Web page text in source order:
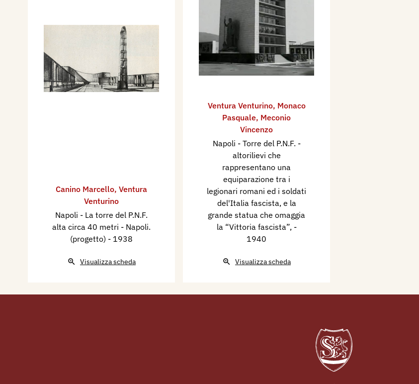
Canino Marcello, Ventura
Venturino
Napoli - La torre del P.N.F.
alta circa 40 metri - Napoli.
(progetto) - 1938
Visualizza scheda
Ventura Venturino, Monaco
Pasquale, Meconio
Vincenzo
Napoli - Torre del P.N.F. -
altorilievi che
rappresentano una
equiparazione tra i
legionari romani ed i soldati
del'Italia fascista, e la
grande statua che omaggia
la “Vittoria fascista”, -
1940
Visualizza scheda